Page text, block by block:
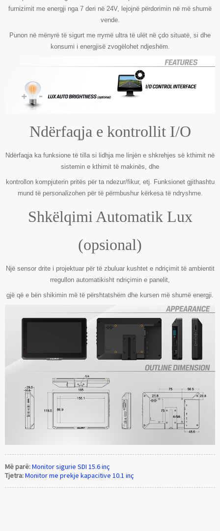
furnizimit me energji nga 7 deri në 24V, lejojnë përdorimin në më shumë
vende.
Punon në mënyrë të sigurt me rrymë ultra të ulët në çdo situatë, si dhe
konsumi i energjisë zvogëlohet ndjeshëm.
Ndërfaqja e kontrollit I/O
Ndërfaqja ka funksione të tilla si lidhja me linjën e shkrehjes së kthimit në
sistemin e kthimit të makinës, dhe
kontrollon kompjuterin pritës për ta ndezur/fikur, etj. Funksionet gjithashtu
mund të personalizohen për të përmbushur kërkesa të ndryshme.
Shkëlqimi Automatik Lux
(opsional)
Një sensor drite i projektuar për të zbuluar kushtet e ndriçimit të ambientit
rregullon automatikisht ndriçimin e panelit,
gjë që e bën shikimin më të përshtatshëm dhe kursen më shumë energji.
Më parë:Monitor sigurie SDI 15.6 inç
Tjetra:Monitor me prekje kapacitive 10.1 inç